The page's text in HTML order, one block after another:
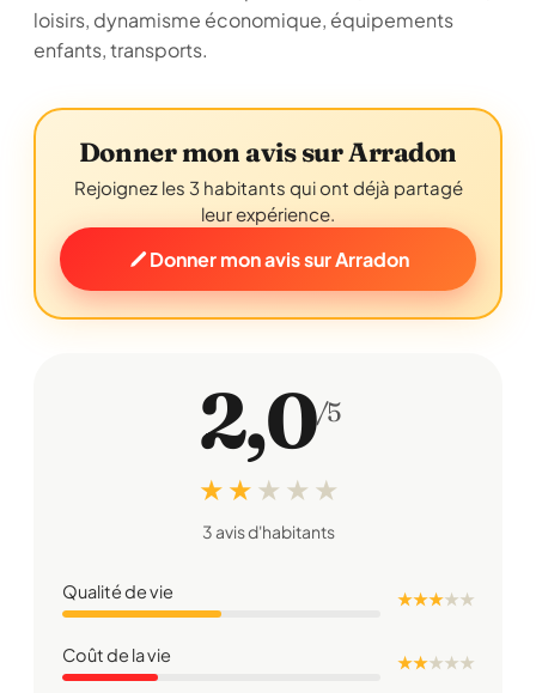
loisirs, dynamisme économique, équipements
enfants, transports.
Donner mon avis sur Arradon
Rejoignez les 3 habitants qui ont déjà partagé
leur expérience.
Donner mon avis sur Arradon
2,0/5
★ ★ ★ ★ ★
3 avis d'habitants
Qualité de vie ★ ★ ★★★
Coût de la vie ★ ★★★★